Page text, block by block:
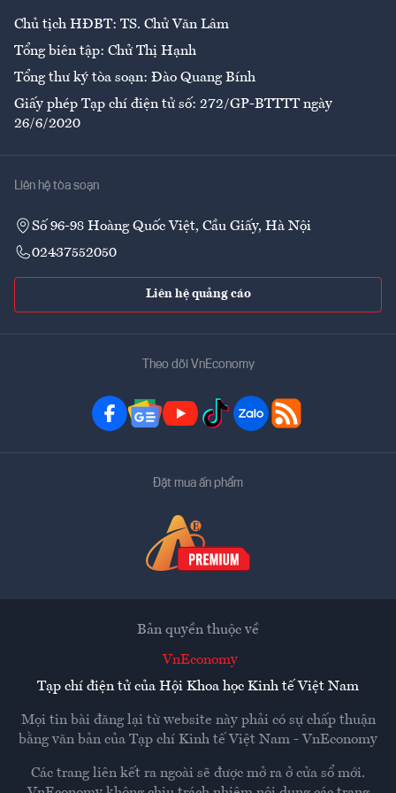
Chủ tịch HĐBT: TS. Chử Văn Lâm
Tổng biên tập: Chử Thị Hạnh
Tổng thư ký tòa soạn: Đào Quang Bính
Giấy phép Tạp chí điện tử số: 272/GP-BTTTT ngày
26/6/2020
Liên hệ tòa soạn
Số 96-98 Hoàng Quốc Việt, Cầu Giấy, Hà Nội
02437552050
Liên hệ quảng cáo
Theo dõi VnEconomy
Đặt mua ấn phẩm
Bản quyền thuộc về
VnEconomy
Tạp chí điện tử của Hội Khoa học Kinh tế Việt Nam
Mọi tin bài đăng lại từ website này phải có sự chấp thuận
bằng văn bản của Tạp chí Kinh tế Việt Nam - VnEconomy
Các trang liên kết ra ngoài sẽ được mở ra ở cửa sổ mới.